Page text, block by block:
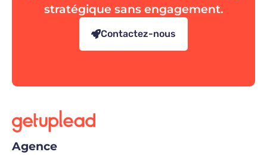
stratégique sans engagement.
Contactez-nous
Agence